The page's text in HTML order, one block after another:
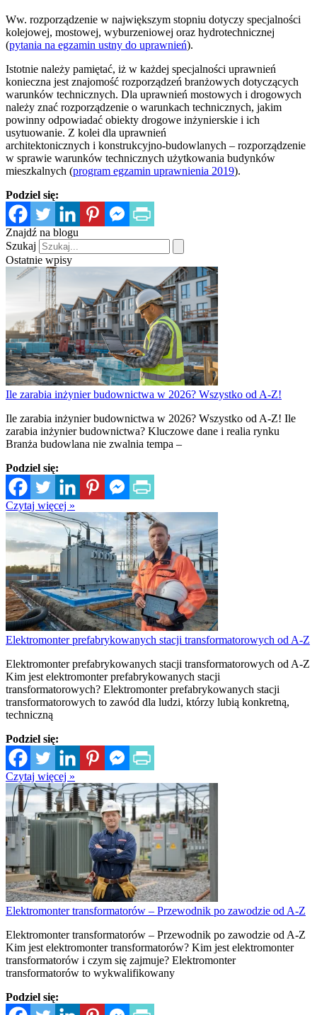
Ww. rozporządzenie w największym stopniu dotyczy specjalności
kolejowej, mostowej, wyburzeniowej oraz hydrotechnicznej
(pytania na egzamin ustny do uprawnień).
Istotnie należy pamiętać, iż w każdej specjalności uprawnień
konieczna jest znajomość rozporządzeń branżowych dotyczących
warunków technicznych. Dla uprawnień mostowych i drogowych
należy znać rozporządzenie o warunkach technicznych, jakim
powinny odpowiadać obiekty drogowe inżynierskie i ich
usytuowanie. Z kolei dla uprawnień
architektonicznych i konstrukcyjno-budowlanych – rozporządzenie
w sprawie warunków technicznych użytkowania budynków
mieszkalnych (program egzamin uprawnienia 2019).
Podziel się:
Znajdź na blogu
Szukaj
Ostatnie wpisy
Ile zarabia inżynier budownictwa w 2026? Wszystko od A-Z!
Ile zarabia inżynier budownictwa w 2026? Wszystko od A-Z! Ile
zarabia inżynier budownictwa? Kluczowe dane i realia rynku
Branża budowlana nie zwalnia tempa –
Podziel się:
Czytaj więcej »
Elektromonter prefabrykowanych stacji transformatorowych od A-Z
Elektromonter prefabrykowanych stacji transformatorowych od A-Z
Kim jest elektromonter prefabrykowanych stacji
transformatorowych? Elektromonter prefabrykowanych stacji
transformatorowych to zawód dla ludzi, którzy lubią konkretną,
techniczną
Podziel się:
Czytaj więcej »
Elektromonter transformatorów – Przewodnik po zawodzie od A-Z
Elektromonter transformatorów – Przewodnik po zawodzie od A-Z
Kim jest elektromonter transformatorów? Kim jest elektromonter
transformatorów i czym się zajmuje? Elektromonter
transformatorów to wykwalifikowany
Podziel się: